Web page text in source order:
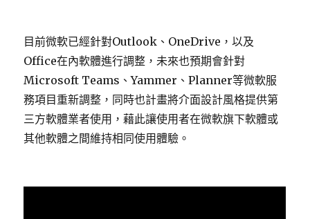
目前微軟已經針對Outlook、OneDrive，以及
Office在內軟體進行調整，未來也預期會針對
Microsoft Teams、Yammer、Planner等微軟服
務項目重新調整，同時也計畫將介面設計風格提供第
三方軟體業者使用，藉此讓使用者在微軟旗下軟體或
其他軟體之間維持相同使用體驗。